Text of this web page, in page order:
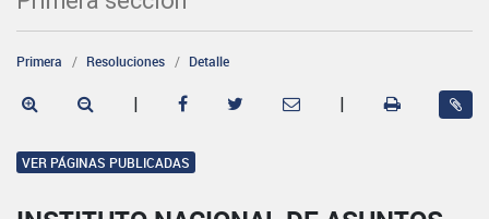
Primera Resoluciones Detalle
| |
VER PÁGINAS PUBLICADAS